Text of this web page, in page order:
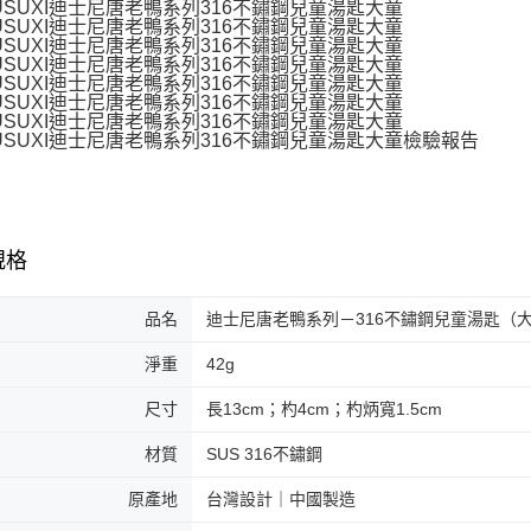
格
品名 迪士尼唐老鴨系列－316不鏽鋼兒童湯匙（
淨重 42g
尺寸 長13cm；杓4cm；杓炳寬1.5cm
材質 SUS 316不鏽鋼
原產地 台灣設計｜中國製造